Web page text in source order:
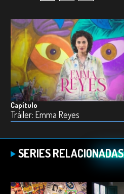
Capítulo
Tráiler: Emma Reyes
SERIES RELACIONADAS